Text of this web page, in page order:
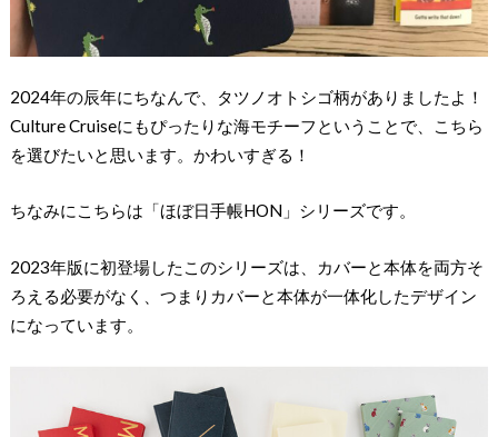
2024年の辰年にちなんで、タツノオトシゴ柄がありましたよ！
Culture Cruiseにもぴったりな海モチーフということで、こちら
を選びたいと思います。かわいすぎる！
ちなみにこちらは「ほぼ日手帳HON」シリーズです。
2023年版に初登場したこのシリーズは、カバーと本体を両方そ
ろえる必要がなく、つまりカバーと本体が一体化したデザイン
になっています。